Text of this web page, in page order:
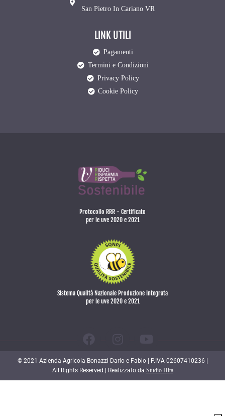
San Pietro In Cariano VR
LINK UTILI
Pagamenti
Termini e Condizioni
Privacy Policy
Cookie Policy
Protocollo RRR - Certificato
per le uve 2020 e 2021
Sistema Qualità Nazionale Produzione Integrata
per le uve 2020 e 2021
© 2021 Azienda Agricola Bonazzi Dario e Fabio | P.IVA 02607410236 |
All Rights Reserved | Realizzato da Studio Hita